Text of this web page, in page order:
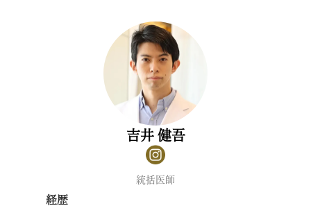
吉井 健吾
統括医師
経歴